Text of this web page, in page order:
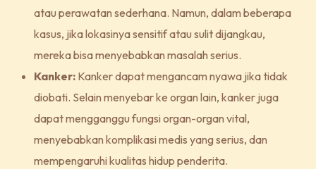
atau perawatan sederhana. Namun, dalam beberapa
kasus, jika lokasinya sensitif atau sulit dijangkau,
mereka bisa menyebabkan masalah serius.
Kanker: Kanker dapat mengancam nyawa jika tidak
diobati. Selain menyebar ke organ lain, kanker juga
dapat mengganggu fungsi organ-organ vital,
menyebabkan komplikasi medis yang serius, dan
mempengaruhi kualitas hidup penderita.